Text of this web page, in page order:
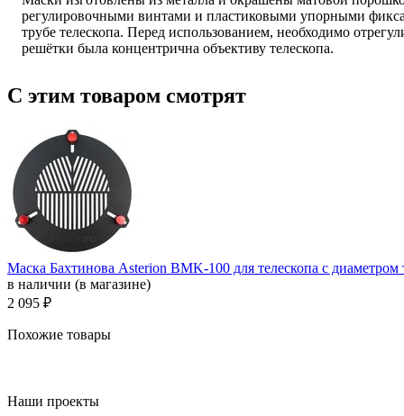
регулировочными винтами и пластиковыми упорными
трубе телескопа. Перед использованием, необходимо
решётки была концентрична объективу телескопа.
С этим товаром смотрят
Маска Бахтинова Asterion BMK-100 для телескопа с
в наличии (в магазине)
2 095 ₽
Похожие товары
Наши проекты